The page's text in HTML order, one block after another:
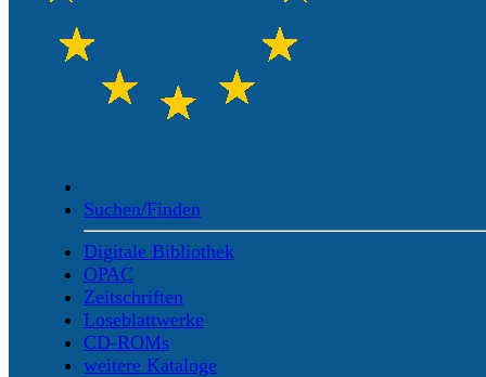
Suchen/Finden
Digitale Bibliothek
OPAC
Zeitschriften
Loseblattwerke
CD-ROMs
weitere Kataloge